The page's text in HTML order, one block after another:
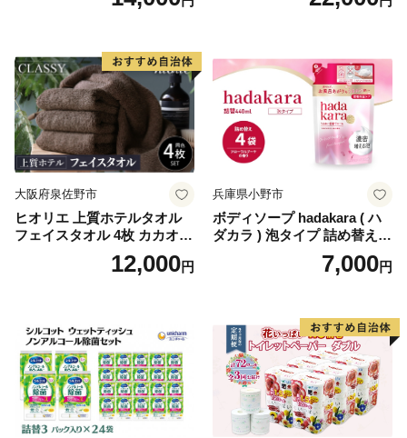
ール×8パック) 開成町 トイレ
蓄 防災 エコ 消耗品 生活雑貨
生活用品 無香料 トイレット
ペーパー ダブル といれっと
ぺーぱー トイレ クレシア ト
イレットペーパー [BDBH002
-1]
大阪府泉佐野市
ヒオリエ 上質ホテルタオル
フェイスタオル 4枚 カカオ
【タオル 泉州タオル 吸水 普
段使い 無地 シンプル 日用品
12,000円
兵庫県小野市
ボディソープ hadakara ( ハ
ダカラ ) 泡タイプ 詰め替え 4
40ml×4袋 ボディーソープ 泡
ボディソープ 泡 日用品 消耗
泡石鹸 石鹸 兵庫 兵庫県 小野
7,000円